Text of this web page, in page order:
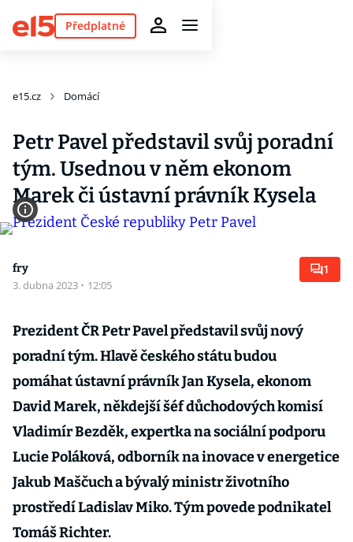
Předplatné
e15.cz Domácí
Petr Pavel představil svůj poradní
tým. Usednou v něm ekonom
Marek či ústavní právník Kysela
fry
3. dubna 2023 · 12:05
1
Prezident ČR Petr Pavel představil svůj nový
poradní tým. Hlavě českého státu budou
pomáhat ústavní právník Jan Kysela, ekonom
David Marek, někdejší šéf důchodových komisí
Vladimír Bezděk, expertka na sociální podporu
Lucie Poláková, odborník na inovace v energetice
Jakub Maščuch a bývalý ministr životního
prostředí Ladislav Miko. Tým povede podnikatel
Tomáš Richter.